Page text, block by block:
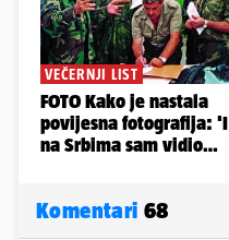
Komentari 68